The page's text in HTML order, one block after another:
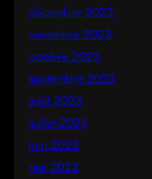
décembre 2023
novembre 2023
octobre 2023
septembre 2023
août 2023
juillet 2023
juin 2023
mai 2023